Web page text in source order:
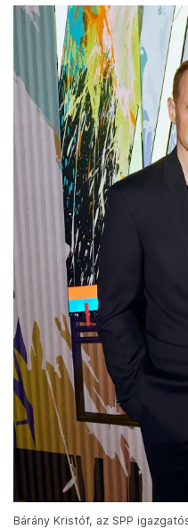
Bárány Kristóf, az SPP